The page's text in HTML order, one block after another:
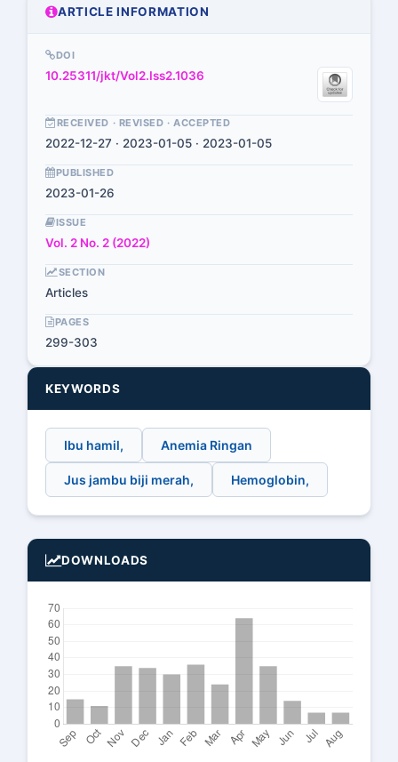
ARTICLE INFORMATION
DOI
10.25311/jkt/Vol2.Iss2.1036
RECEIVED · REVISED · ACCEPTED
2022-12-27 · 2023-01-05 · 2023-01-05
PUBLISHED
2023-01-26
ISSUE
Vol. 2 No. 2 (2022)
SECTION
Articles
PAGES
299-303
KEYWORDS
Ibu hamil, Anemia Ringan
Jus jambu biji merah, Hemoglobin,
DOWNLOADS